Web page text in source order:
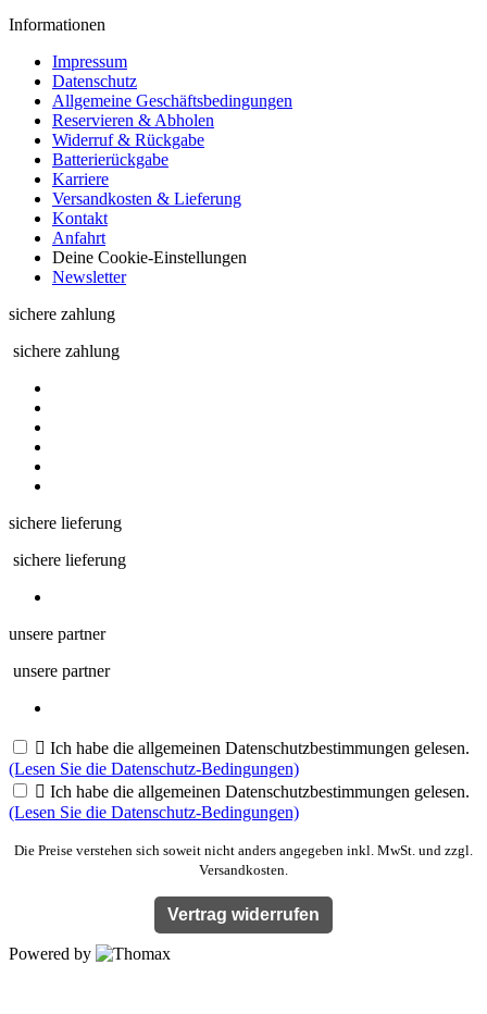
Informationen
Impressum
Datenschutz
Allgemeine Geschäftsbedingungen
Reservieren & Abholen
Widerruf & Rückgabe
Batterierückgabe
Karriere
Versandkosten & Lieferung
Kontakt
Anfahrt
Deine Cookie-Einstellungen
Newsletter
sichere zahlung
sichere zahlung
sichere lieferung
sichere lieferung
unsere partner
unsere partner
 Ich habe die allgemeinen Datenschutzbestimmungen gelesen.
(Lesen Sie die Datenschutz-Bedingungen)
 Ich habe die allgemeinen Datenschutzbestimmungen gelesen.
(Lesen Sie die Datenschutz-Bedingungen)
Die Preise verstehen sich soweit nicht anders angegeben inkl. MwSt. und zzgl.
Versandkosten.
Vertrag widerrufen
Powered by